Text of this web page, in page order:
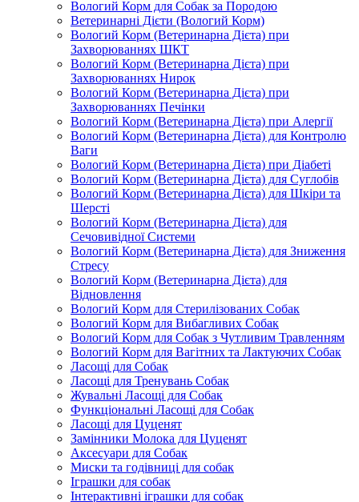
Вологий Корм для Собак за Породою
Ветеринарні Дієти (Вологий Корм)
Вологий Корм (Ветеринарна Дієта) при
Захворюваннях ШКТ
Вологий Корм (Ветеринарна Дієта) при
Захворюваннях Нирок
Вологий Корм (Ветеринарна Дієта) при
Захворюваннях Печінки
Вологий Корм (Ветеринарна Дієта) при Алергії
Вологий Корм (Ветеринарна Дієта) для Контролю
Ваги
Вологий Корм (Ветеринарна Дієта) при Діабеті
Вологий Корм (Ветеринарна Дієта) для Суглобів
Вологий Корм (Ветеринарна Дієта) для Шкіри та
Шерсті
Вологий Корм (Ветеринарна Дієта) для
Сечовивідної Системи
Вологий Корм (Ветеринарна Дієта) для Зниження
Стресу
Вологий Корм (Ветеринарна Дієта) для
Відновлення
Вологий Корм для Стерилізованих Собак
Вологий Корм для Вибагливих Собак
Вологий Корм для Собак з Чутливим Травленням
Вологий Корм для Вагітних та Лактуючих Собак
Ласощі для Собак
Ласощі для Тренувань Собак
Жувальні Ласощі для Собак
Функціональні Ласощі для Собак
Ласощі для Цуценят
Замінники Молока для Цуценят
Аксесуари для Собак
Миски та годівниці для собак
Іграшки для собак
Інтерактивні іграшки для собак